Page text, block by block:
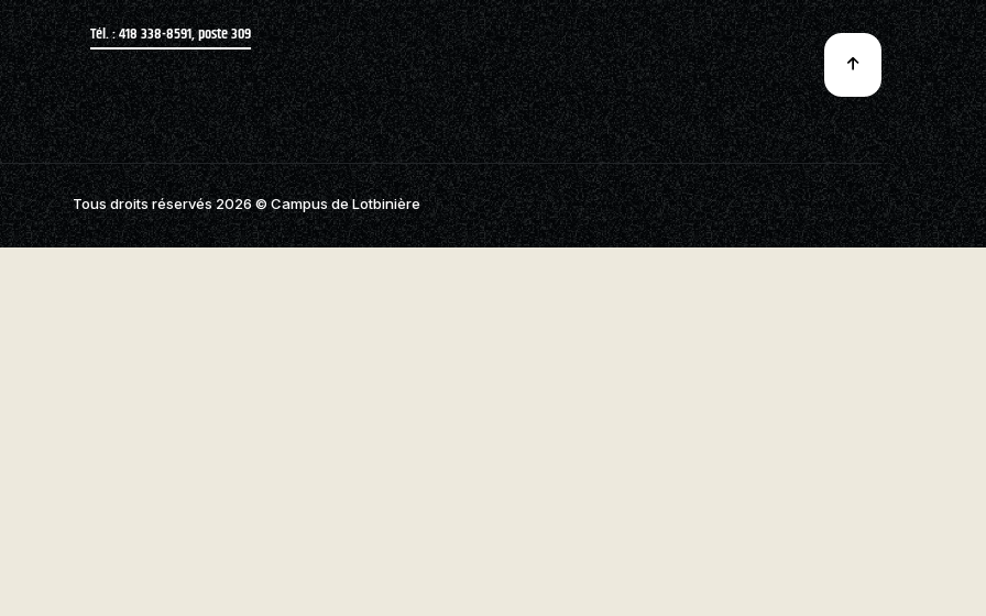
questions
Tél. : 418 338-8591, poste 309
Tous droits réservés 2026© Campus de Lotbinière